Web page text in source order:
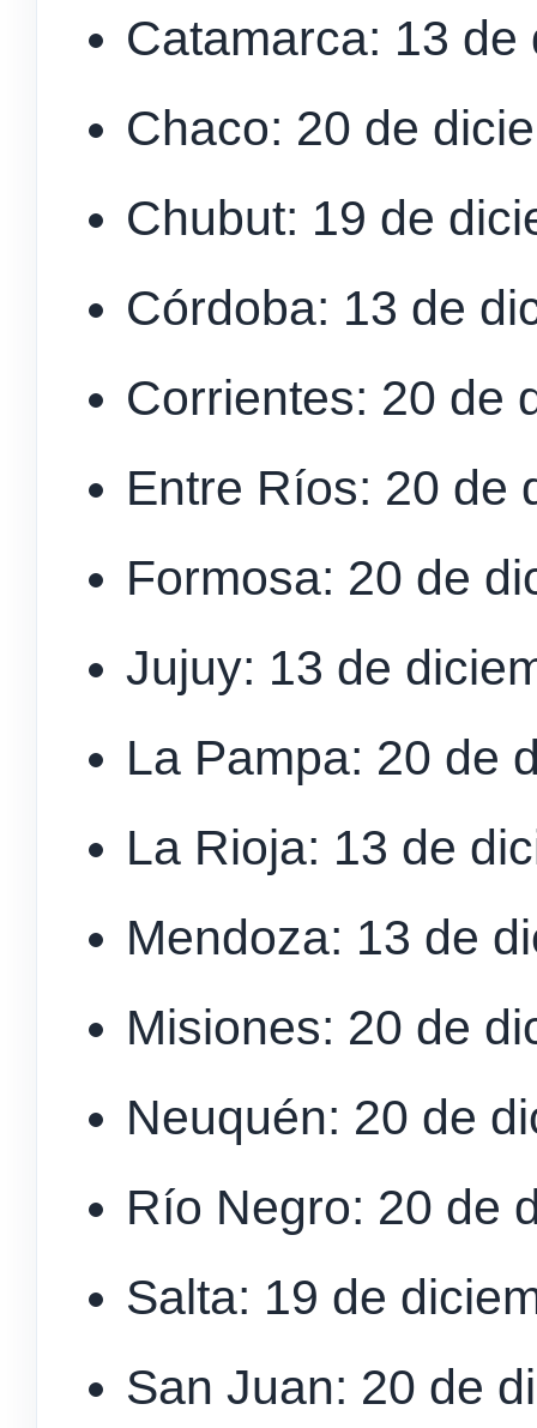
Catamarca: 13 de
Chaco: 20 de
Chubut: 19 de
Córdoba: 13 de
Corrientes: 20 de
Entre Ríos: 20 de
Formosa: 20 de
Jujuy: 13 de
La Pampa: 20 de
La Rioja: 13 de
Mendoza: 13 de
Misiones: 20 de
Neuquén: 20 de
Río Negro: 20 de
Salta: 19 de
San Juan: 20 de